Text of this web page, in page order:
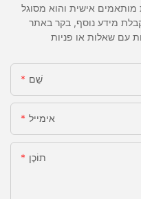
מותאמים אישית והוא מסוגל
מידע נוסף, בקר באתר
שֵׁם
אימייל
תוֹכֶן